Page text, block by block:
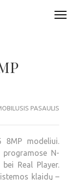
PASAULIS
8MP modeliui.
N-
Real Player.
klaidų –